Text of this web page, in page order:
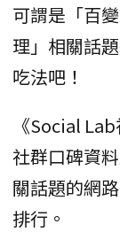
可謂是「百
理」相關話
吃法吧！
《Social
社群口碑資
關話題的網
排行。